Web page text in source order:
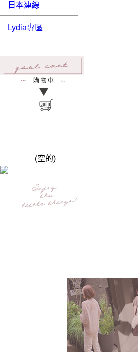
日本連線
Lydia專區
(空的)